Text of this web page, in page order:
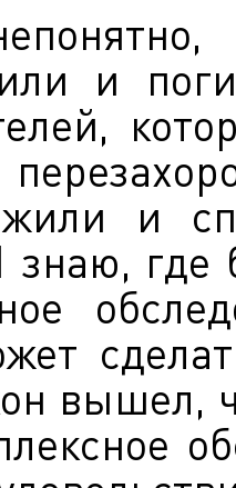
и
жили и
где